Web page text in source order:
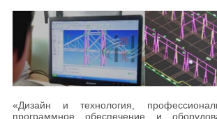
«Дизайн и технология,
программное обеспечение и